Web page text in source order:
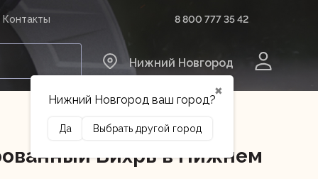
Контакты 8 800 777 35 42
Нижний Новгород
✖
Нижний Новгород ваш город?
Да Выбрать другой город
Сельхозтехника
Вихрь в Нижнем